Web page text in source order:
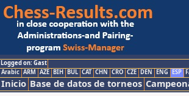
Logged on: Gast
Arabic ARM AZE BIH BUL CAT CHN CRO CZE DEN ENG ESP
Inicio Base de datos de torneos